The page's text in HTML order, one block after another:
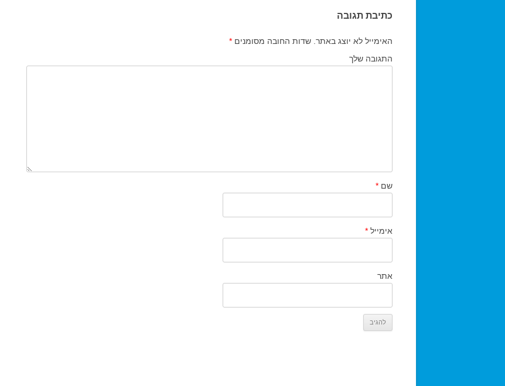
כתיבת תגובה
האימייל לא יוצג באתר. שדות החובה מסומנים *
התגובה שלך
שם *
אימייל *
אתר